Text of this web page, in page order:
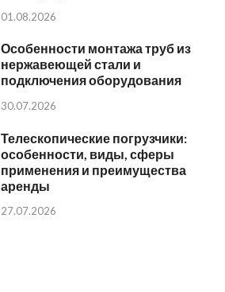
01.08.2026
Особенности монтажа труб из
нержавеющей стали и
подключения оборудования
30.07.2026
Телескопические погрузчики:
особенности, виды, сферы
применения и преимущества
аренды
27.07.2026